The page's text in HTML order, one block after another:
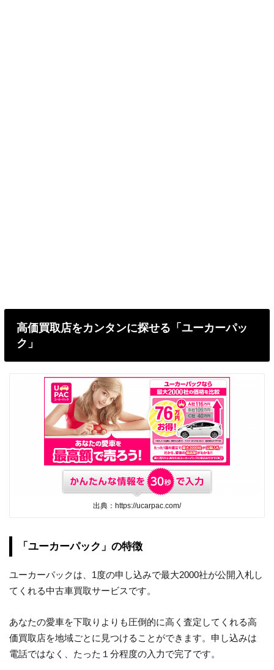
高価買取店をカンタンに探せる「ユーカーパッ
ク」
出典：https://ucarpac.com/
「ユーカーパック」の特徴
ユーカーパックは、1度の申し込みで最大2000社が公開入札し
てくれる中古車買取サービスです。
あなたの愛車を下取りよりも圧倒的に高く査定してくれる高
価買取店を地域ごとに見つけることができます。申し込みは
電話ではなく、たった１分程度の入力で完了です。